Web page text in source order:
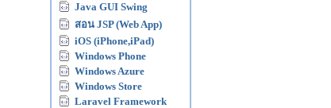
Java GUI Swing
สอน JSP (Web App)
iOS (iPhone,iPad)
Windows Phone
Windows Azure
Windows Store
Laravel Framework